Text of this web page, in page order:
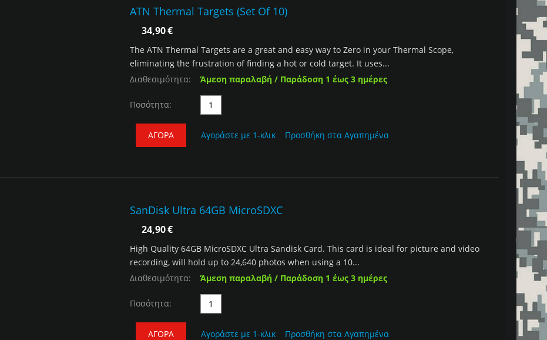
ATN Thermal Targets (Set Of 10)
34,90€
The ATN Thermal Targets are a great and easy way to Zero in your Thermal Scope,
eliminating the frustration of finding a hot or cold target. It uses...
Διαθεσιμότητα:
Άμεση παραλαβή / Παράδοση 1 έως 3 ημέρες
Ποσότητα:
ΑΓΟΡΆ Αγοράστε με 1-κλικ Προσθήκη στα Αγαπημένα
SanDisk Ultra 64GB MicroSDXC
24,90€
High Quality 64GB MicroSDXC Ultra Sandisk Card. This card is ideal for picture and video
recording, will hold up to 24,640 photos when using a 10...
Διαθεσιμότητα:
Άμεση παραλαβή / Παράδοση 1 έως 3 ημέρες
Ποσότητα:
ΑΓΟΡΆ Αγοράστε με 1-κλικ Προσθήκη στα Αγαπημένα